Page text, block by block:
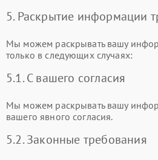
5. Раскрытие информации
Мы можем раскрывать вашу
только в следующих случаях:
5.1. С вашего согласия
Мы можем раскрывать вашу
вашего явного согласия.
5.2. Законные требования